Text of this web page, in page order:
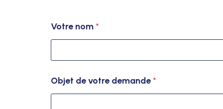
Votre nom *
o
m
Objet de votre demande *